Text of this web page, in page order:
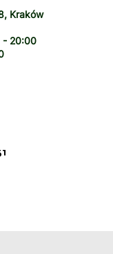
Kraków
- 20:00